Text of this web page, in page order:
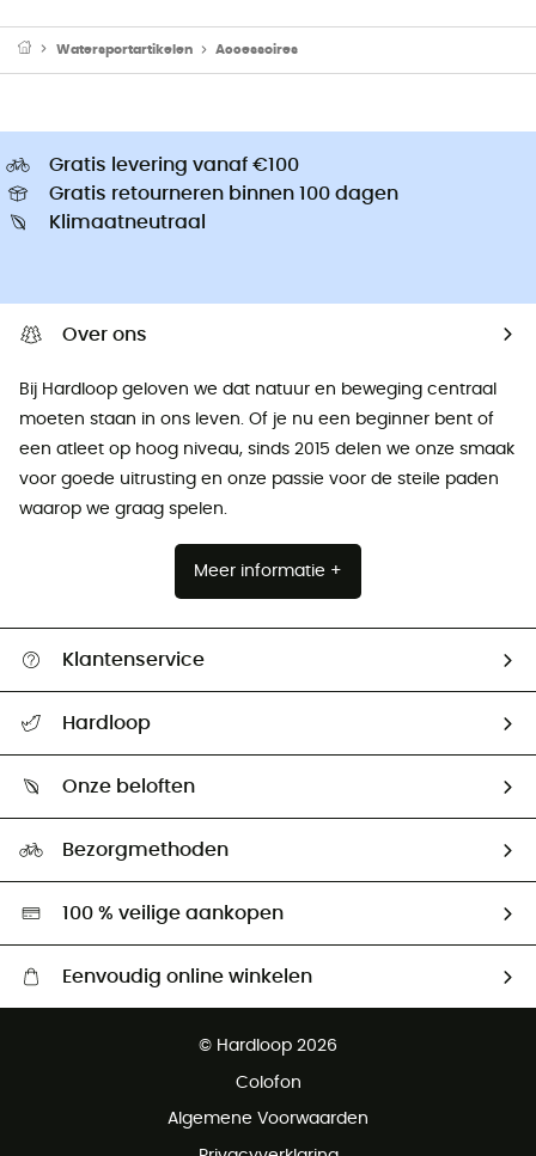
Watersportartikelen Accessoires
Gratis levering vanaf €100
Gratis retourneren binnen 100 dagen
Klimaatneutraal
Over ons
Bij Hardloop geloven we dat natuur en beweging centraal
moeten staan ​​in ons leven. Of je nu een beginner bent of
een atleet op hoog niveau, sinds 2015 delen we onze smaak
voor goede uitrusting en onze passie voor de steile paden
waarop we graag spelen.
Meer informatie +
Klantenservice
Retourzendingen & Terugbetalingen
Hardloop
Ambassadeurs
Onze beloften
Hardgreen
Bezorgmethoden
100 % veilige aankopen
Eenvoudig online winkelen
Gratis retourneren binnen 100 dagen
© Hardloop 2026
Colofon
Algemene Voorwaarden